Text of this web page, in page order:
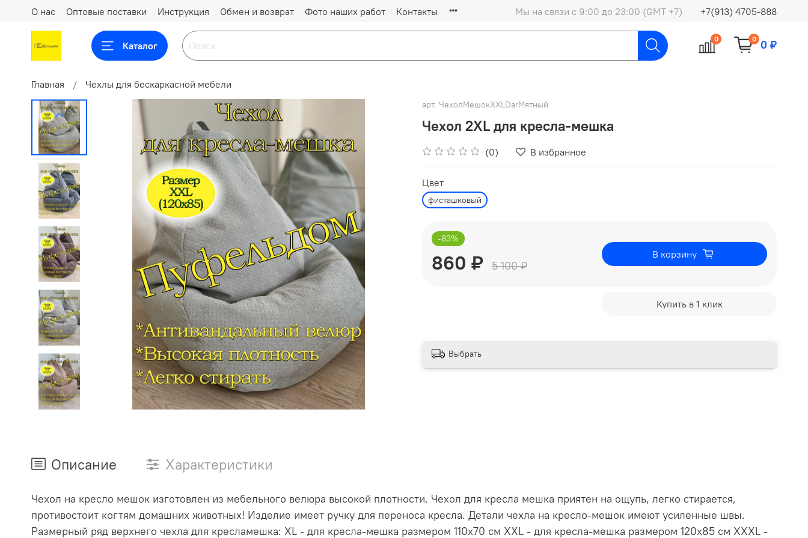
О нас Оптовые поставки Инструкция Обмен и возврат Фото наших работ Контакты Мы на связи с 9:00 до 23:00 (GMT +7) +7(913) 4705-888
Каталог
0 0 0 ₽
Главная Чехлы для бескаркасной мебели
арт. ЧехолМешокXXLDarМятный
Чехол 2XL для кресла-мешка
(0) В избранное
Цвет
фисташковый
-83%
860 ₽ 5 100 ₽
В корзину
Купить в 1 клик
Выбрать
Описание Характеристики
Чехол на кресло мешок изготовлен из мебельного велюра высокой плотности. Чехол для кресла мешка приятен на ощупь, легко стирается,
противостоит когтям домашних животных! Изделие имеет ручку для переноса кресла. Детали чехла на кресло-мешок имеют усиленные швы.
Размерный ряд верхнего чехла для кресламешка: XL - для кресла-мешка размером 110х70 см XXL - для кресла-мешка размером 120х85 см ХХXL -